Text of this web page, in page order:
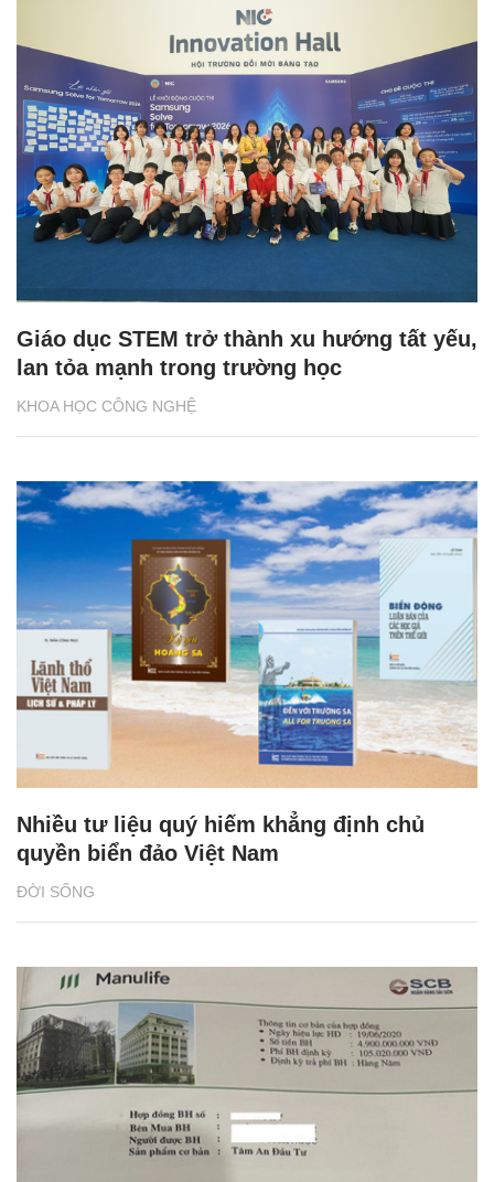
KHOA HỌC CÔNG NGHỆ
Giáo dục STEM trở thành xu hướng tất yếu,
lan tỏa mạnh trong trường học
ĐỜI SỐNG
Nhiều tư liệu quý hiếm khẳng định chủ
quyền biển đảo Việt Nam